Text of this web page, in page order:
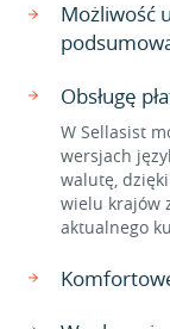
Możliwość
Obsługę
W Sellasist
wersjach
walutę,
wielu krajów
aktualnego